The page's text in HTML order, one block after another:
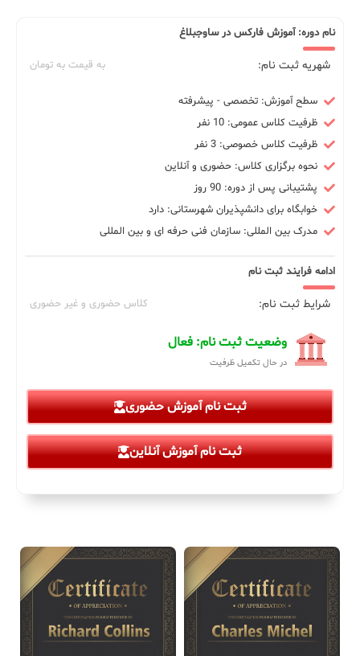
نام دوره: آموزش فارکس در ساوجبلاغ
شهریه ثبت نام: به قیمت به تومان
سطح آموزش: تخصصی - پیشرفته
ظرفیت کلاس عمومی: 10 نفر
ظرفیت کلاس خصوصی: 3 نفر
نحوه برگزاری کلاس: حضوری و آنلاین
پشتیبانی پس از دوره: 90 روز
خوابگاه برای دانشپذیران شهرستانی: دارد
مدرک بین المللی: سازمان فنی حرفه ای و بین المللی
ادامه فرایند ثبت نام
شرایط ثبت نام: کلاس حضوری و غیر حضوری
وضعیت ثبت نام: فعال
در حال تکمیل ظرفیت
ثبت نام آموزش حضوری
ثبت نام آموزش آنلاین